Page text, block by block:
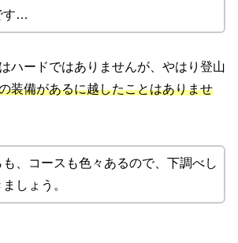
す…
ハードではありませんが、やはり登山
装備があるに越したことはありませ
も、コースも色々あるので、下調べし
しょう。